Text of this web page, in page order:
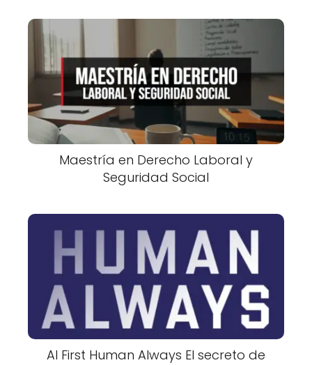
Maestría en Derecho Laboral y
Seguridad Social
AI First Human Always El secreto de